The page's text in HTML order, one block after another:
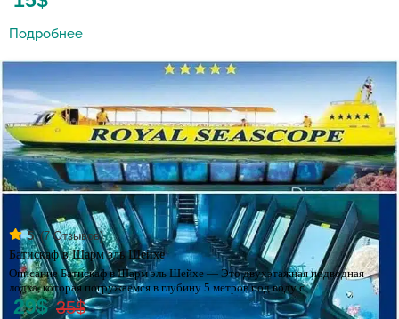
Подробнее
5 (7Отзывов)
Батискаф в Шарм эль Шейхе
Описание Батискаф в Шарм эль Шейхе — Это двухэтажная подводная
лодка, которая погружаемся в глубину 5 метров под воду с…
29$ 35$